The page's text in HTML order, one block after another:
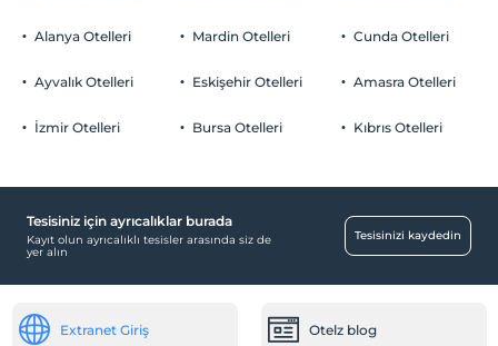
Otopark
Ücretsiz
Havuz
Gece showları
2 yaşına kadar olan bebekler ücretsizdir.
Her bir oda için 2. çocuk 6 yaşına kadar ücretsizdir
Alanya Otelleri
Ayvalık Otelleri
İzmir Otelleri
Mardin Otelleri
Eskişehir Otelleri
Bursa Otelleri
Cunda Otelleri
Amasra Otelleri
Kıbrıs Otelleri
Tesisiniz için ayrıcalıklar burada
Kayıt olun ayrıcalıklı tesisler arasında siz de
yer alın
Tesisinizi kaydedin
Extranet Giriş Otelz blog